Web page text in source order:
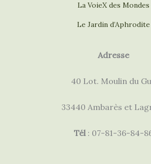
La VoieX des Mondes
Le Jardin d’Aphrodite
Adresse
40 Lot. Moulin du
33440 Ambarès et
Tél: 07-81-36-84-